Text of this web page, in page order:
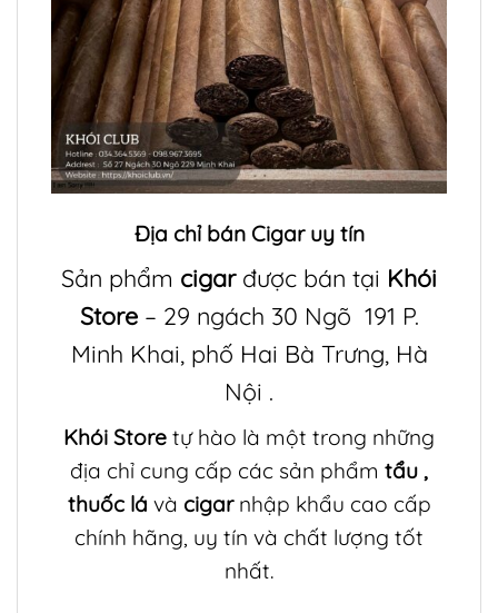
Địa chỉ bán Cigaruy tín
Sản phẩm cigarđược bán tại Khói
Store– 29 ngách 30 Ngõ 191 P.
Minh Khai, phố Hai Bà Trưng, Hà
Nội .
Khói Store tự hào là một trong những
địa chỉ cung cấp các sản phẩm tẩu ,
thuốc lá và cigar nhập khẩu cao cấp
chính hãng, uy tín và chất lượng tốt
nhất.